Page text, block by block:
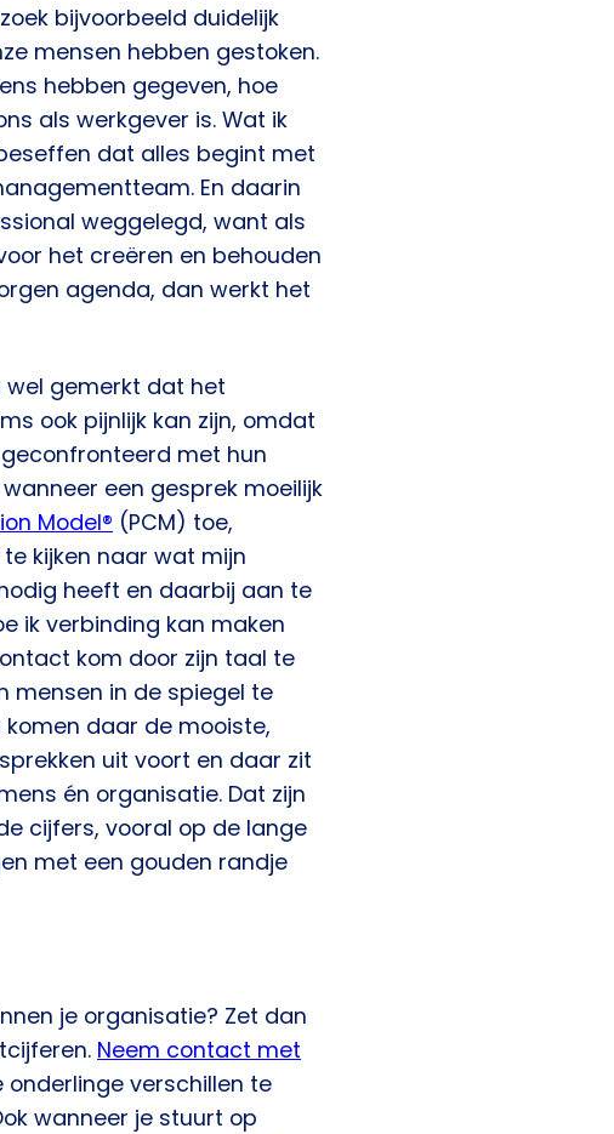
bijvoorbeeld duidelijk
mensen hebben gestoken.
hebben gegeven, hoe
als werkgever is. Wat ik
dat alles begint met
En daarin
weggelegd, want als
het creëren en behouden
agenda, dan werkt het
wel gemerkt dat het
ook pijnlijk kan zijn, omdat
met hun
een gesprek moeilijk
Model® (PCM) toe,
kijken naar wat mijn
heeft en daarbij aan te
ik verbinding kan maken
kom door zijn taal te
mensen in de spiegel te
daar de mooiste,
uit voort en daar zit
én organisatie. Dat zijn
cijfers, vooral op de lange
met een gouden randje
je organisatie? Zet dan
Neem contact met
verschillen te
wanneer je stuurt op